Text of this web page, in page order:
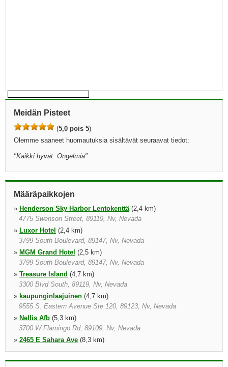
Meidän Pisteet
(5,0 pois 5)
Olemme saaneet huomautuksia sisältävät seuraavat tiedot:
"Kaikki hyvät. Ongelmia"
Määräpaikkojen
» Henderson Sky Harbor Lentokenttä(2,4 km)
4775 Swenson Street, 89119, Nv, Nevada
» Luxor Hotel (2,4 km)
3799 South Boulevard, 89147, Nv, Nevada
» MGM Grand Hotel (2,5 km)
3799 South Boulevard, 89147, Nv, Nevada
» Treasure Island (4,7 km)
3300 Blvd South, 89119, Nv, Nevada
» kaupunginlaajuinen (4,7 km)
9555 S. Eastern Avenue Ste 120, 89123, Nv, Nevada
» Nellis Afb (5,3 km)
3700 W Flamingo Rd, 89109, Nv, Nevada
» 2465 E Sahara Ave (8,3 km)
3745 Boulder Hwy, 89121 1518, Nv, Nevada
»3401 W Sahara Ave(9,3 km)